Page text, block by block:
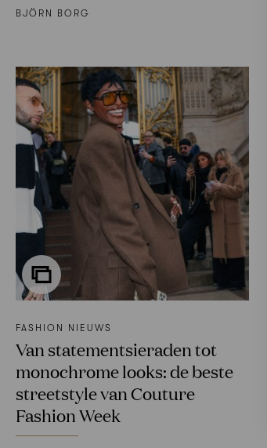
BJÖRN BORG
FASHION NIEUWS
Van statementsieraden tot
monochrome looks: de beste
streetstyle van Couture
Fashion Week